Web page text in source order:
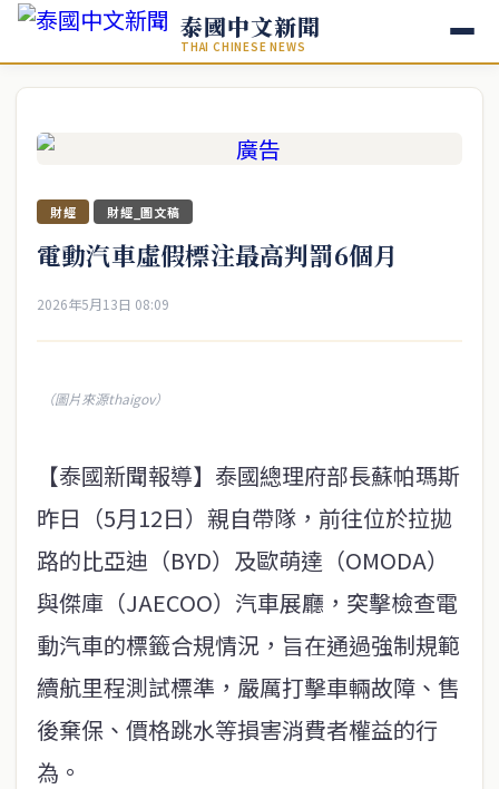
泰國中文新聞
THAI CHINESE NEWS
財經 財經_圖文稿
電動汽車虛假標注最高判罰6個月
2026年5月13日 08:09
（圖片來源thaigov）
【泰國新聞報導】泰國總理府部長蘇帕瑪斯
昨日（5月12日）親自帶隊，前往位於拉拋
路的比亞迪（BYD）及歐萌達（OMODA）
與傑庫（JAECOO）汽車展廳，突擊檢查電
動汽車的標籤合規情況，旨在通過強制規範
續航里程測試標準，嚴厲打擊車輛故障、售
後棄保、價格跳水等損害消費者權益的行
為。